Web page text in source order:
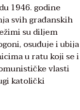
1946. godine
svih građanskih
su diljem
osuđuje i ubija
u ratu koji se i
vlasti
katolički